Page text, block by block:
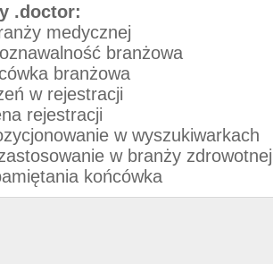
.doctor:
medycznej
branżowa
branżowa
w rejestracji
rejestracji
w wyszukiwarkach
w branży zdrowotnej
końcówka